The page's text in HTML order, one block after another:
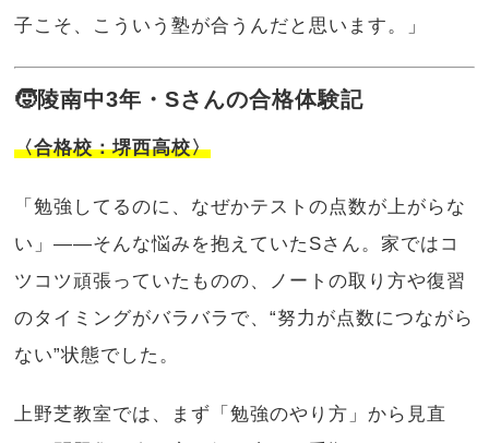
子こそ、こういう塾が合うんだと思います。」
🧒陵南中3年・Sさんの合格体験記
〈合格校：堺西高校〉
「勉強してるのに、なぜかテストの点数が上がらな
い」——そんな悩みを抱えていたSさん。家ではコ
ツコツ頑張っていたものの、ノートの取り方や復習
のタイミングがバラバラで、“努力が点数につながら
ない”状態でした。
上野芝教室では、まず「勉強のやり方」から見直